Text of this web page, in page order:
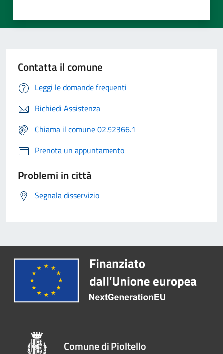
Contatta il comune
Leggi le domande frequenti
Richiedi Assistenza
Chiama il comune 02.92366.1
Prenota un appuntamento
Problemi in città
Segnala disservizio
Comune di Pioltello